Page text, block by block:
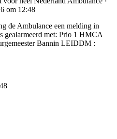
om 12:48
de Ambulance een melding in
gealarmeerd met: Prio 1 HMCA
Bannin LEIDDM :